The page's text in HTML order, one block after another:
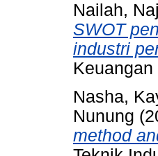
Nailah,
SWOT
industri
Nasha,
Nunung
method